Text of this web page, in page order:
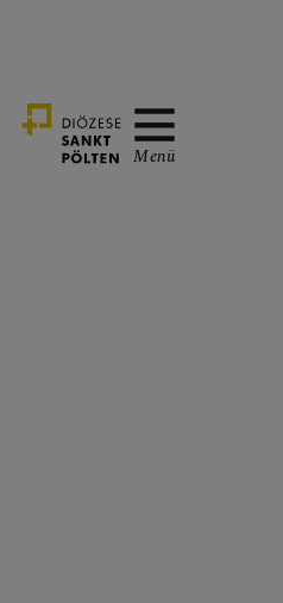
Menü